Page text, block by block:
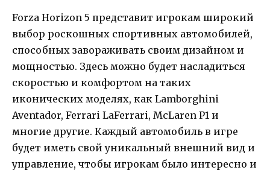
Forza Horizon 5 представит игрокам широкий
выбор роскошных спортивных автомобилей,
способных завораживать своим дизайном и
мощностью. Здесь можно будет насладиться
скоростью и комфортом на таких
иконических моделях, как Lamborghini
Aventador, Ferrari LaFerrari, McLaren P1 и
многие другие. Каждый автомобиль в игре
будет иметь свой уникальный внешний вид и
управление, чтобы игрокам было интересно и